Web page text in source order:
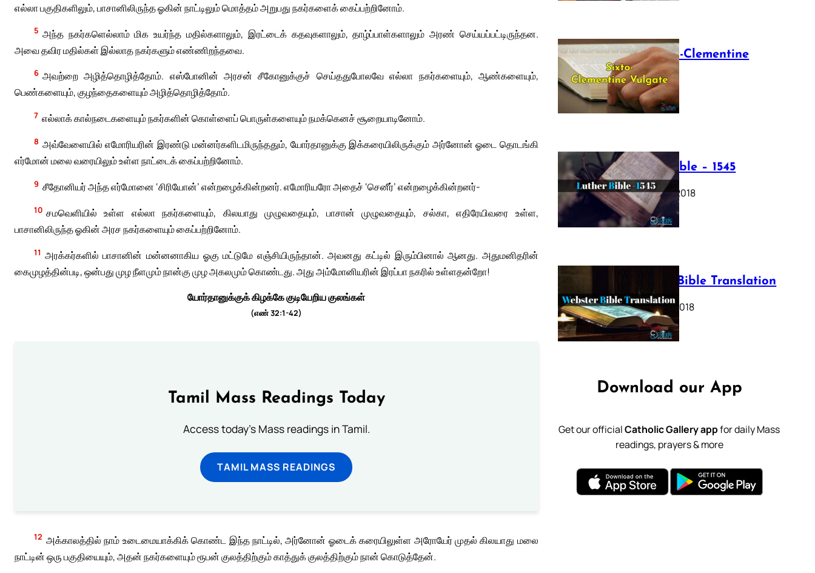
எல்லா பகுதிகளிலும், பாசானிலிருந்த ஓகின் நாட்டிலும் மொத்தம் அறுபது நகர்களைக் கைப்பற்றினோம்.
5 அந்த நகர்களெல்லாம் மிக உயர்ந்த மதில்களாலும், இரட்டைக் கதவுகளாலும், தாழ்ப்பாள்களாலும் அரண் செய்யப்பட்டிருந்தன.
அவை தவிர மதில்கள் இல்லாத நகர்களும் எண்ணிறந்தவை.
6 அவற்றை அழித்தொழித்தோம். எஸ்போனின் அரசன் சீகோனுக்குச் செய்ததுபோலவே எல்லா நகர்களையும், ஆண்களையும்,
பெண்களையும், குழந்தைகளையும் அழித்தொழித்தோம்.
7 எல்லாக் கால்நடைகளையும் நகர்களின் கொள்ளைப் பொருள்களையும் நமக்கெனச் சூறையாடினோம்.
8 அவ்வேளையில் எமோரியரின் இரண்டு மன்னர்களிடமிருந்ததும், யோர்தானுக்கு இக்கரையிலிருக்கும் அர்னோன் ஓடை தொடங்கி
எர்மோன் மலை வரையிலும் உள்ள நாட்டைக் கைப்பற்றினோம்.
9 சீதோனியர் அந்த எர்மோனை ‘சிரியோன்’ என்றழைக்கின்றனர். எமோரியரோ அதைச் ‘செனீர்’ என்றழைக்கின்றனர்-
10 சமவெளியில் உள்ள எல்லா நகர்களையும், கிலயாது முழுவதையும், பாசான் முழுவதையும், சல்கா, எதிரேயிவரை உள்ள,
பாசானிலிருந்த ஓகின் அரச நகர்களையும் கைப்பற்றினோம்.
11 அரக்கர்களில் பாசானின் மன்னனாகிய ஓகு மட்டுமே எஞ்சியிருந்தான். அவனது கட்டில் இரும்பினால் ஆனது. அதுமனிதரின்
கைமுழத்தின்படி, ஒன்பது முழ நீளமும் நான்கு முழ அகலமும் கொண்டது. அது அம்மோனியரின் இரப்பா நகரில் உள்ளதன்றோ!
யோர்தானுக்குக் கிழக்கே குடியேறிய குலங்கள்
(எண் 32:1-42)
Tamil Mass Readings Today
Access today's Mass readings in Tamil.
TAMIL MASS READINGS
12 அக்காலத்தில் நாம் உடைமையாக்கிக் கொண்ட இந்த நாட்டில், அர்னோன் ஓடைக் கரையிலுள்ள அரோயேர் முதல் கிலயாது மலை
நாட்டின் ஒரு பகுதியையும், அதன் நகர்களையும் ரூபன் குலத்திற்கும் காத்துக் குலத்திற்கும் நான் கொடுத்தேன்.
The Sixto-Clementine
Vulgate
July 12, 2025
Luther Bible – 1545
October 17, 2018
Webster Bible Translation
October 11, 2018
Download our App
Get our officialCatholic Gallery appfor daily Mass
readings, prayers & more